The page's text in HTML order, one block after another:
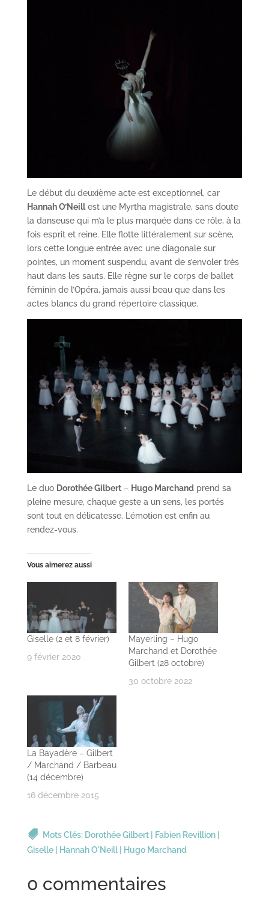
Le début du deuxième acte est exceptionnel, car
Hannah O’Neillest une Myrtha magistrale, sans doute
la danseuse qui m’a le plus marquée dans ce rôle, à la
fois esprit et reine. Elle flotte littéralement sur scène,
lors cette longue entrée avec une diagonale sur
pointes, un moment suspendu, avant de s’envoler très
haut dans les sauts. Elle règne sur le corps de ballet
féminin de l’Opéra, jamais aussi beau que dans les
actes blancs du grand répertoire classique.
Le duo Dorothée Gilbert– Hugo Marchandprend sa
pleine mesure, chaque geste a un sens, les portés
sont tout en délicatesse. L’émotion est enfin au
rendez-vous.
Vous aimerez aussi
Giselle (2 et 8 février)
9 février 2020
Mayerling – Hugo
Marchand et Dorothée
Gilbert (28 octobre)
30 octobre 2022
La Bayadère – Gilbert
/ Marchand / Barbeau
(14 décembre)
16 décembre 2015
Mots Clés: Dorothée Gilbert| Fabien Revillion|
Giselle| Hannah O'Neill| Hugo Marchand
0 commentaires